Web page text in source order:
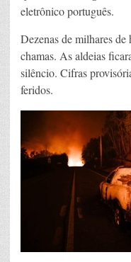
eletrônico português.
Dezenas de milhares de
chamas. As aldeias
silêncio. Cifras
feridos.